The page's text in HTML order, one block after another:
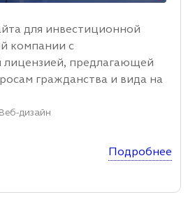
для инвестиционной
компании с
предлагающей
гражданства и вида на
Веб-дизайн
Подробнее